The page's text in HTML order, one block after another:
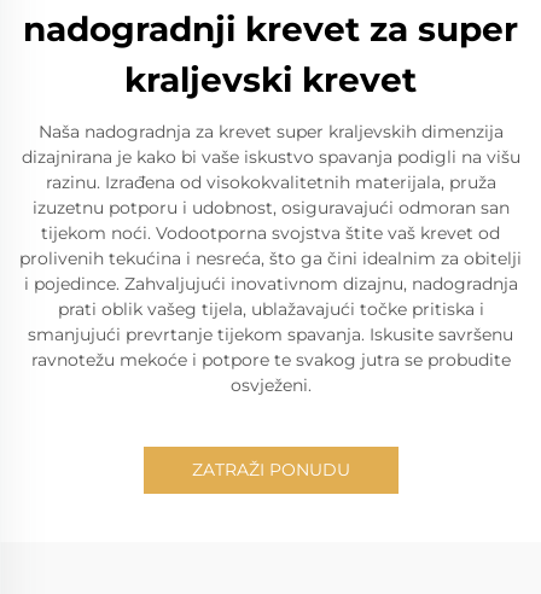
nadogradnji krevet za super
kraljevski krevet
Naša nadogradnja za krevet super kraljevskih dimenzija
dizajnirana je kako bi vaše iskustvo spavanja podigli na višu
razinu. Izrađena od visokokvalitetnih materijala, pruža
izuzetnu potporu i udobnost, osiguravajući odmoran san
tijekom noći. Vodootporna svojstva štite vaš krevet od
prolivenih tekućina i nesreća, što ga čini idealnim za obitelji
i pojedince. Zahvaljujući inovativnom dizajnu, nadogradnja
prati oblik vašeg tijela, ublažavajući točke pritiska i
smanjujući prevrtanje tijekom spavanja. Iskusite savršenu
ravnotežu mekoće i potpore te svakog jutra se probudite
osvježeni.
ZATRAŽI PONUDU